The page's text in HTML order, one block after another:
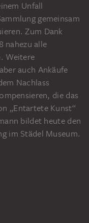
Unfall
gemeinsam
Zum Dank
nahezu alle
Weitere
auch Ankäufe
Nachlass
die das
„Entartete Kunst“
bildet heute den
im Städel Museum.